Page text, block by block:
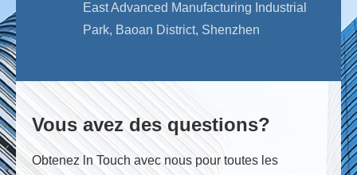
East Advanced Manufacturing Industrial
Park, Baoan District, Shenzhen
Vous avez des questions?
Obtenez ln Touch avec nous pour toutes les